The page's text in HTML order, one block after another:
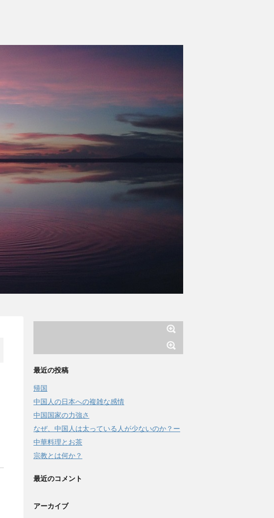
最近の投稿
帰国
中国人の日本への複雑な感情
中国国家の力強さ
なぜ、中国人は太っている人が少ないのか？ー
中華料理とお茶
宗教とは何か？
最近のコメント
アーカイブ